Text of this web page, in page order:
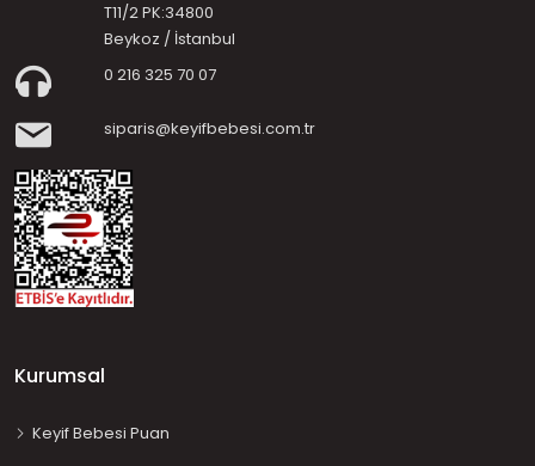
T11/2 PK:34800
Beykoz / İstanbul
0 216 325 70 07
siparis@keyifbebesi.com.tr
Kurumsal
Keyif Bebesi Puan